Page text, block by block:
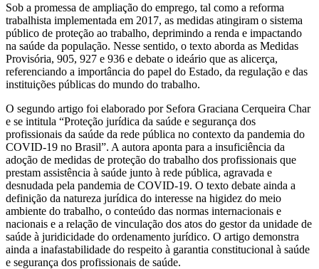
Sob a promessa de ampliação do emprego, tal como a reforma
trabalhista implementada em 2017, as medidas atingiram o sistema
público de proteção ao trabalho, deprimindo a renda e impactando
na saúde da população. Nesse sentido, o texto aborda as Medidas
Provisória, 905, 927 e 936 e debate o ideário que as alicerça,
referenciando a importância do papel do Estado, da regulação e das
instituições públicas do mundo do trabalho.
O segundo artigo foi elaborado por Sefora Graciana Cerqueira Char
e se intitula “Proteção jurídica da saúde e segurança dos
profissionais da saúde da rede pública no contexto da pandemia do
COVID-19 no Brasil”. A autora aponta para a insuficiência da
adoção de medidas de proteção do trabalho dos profissionais que
prestam assistência à saúde junto à rede pública, agravada e
desnudada pela pandemia de COVID-19. O texto debate ainda a
definição da natureza jurídica do interesse na higidez do meio
ambiente do trabalho, o conteúdo das normas internacionais e
nacionais e a relação de vinculação dos atos do gestor da unidade de
saúde à juridicidade do ordenamento jurídico. O artigo demonstra
ainda a inafastabilidade do respeito à garantia constitucional à saúde
e segurança dos profissionais de saúde.